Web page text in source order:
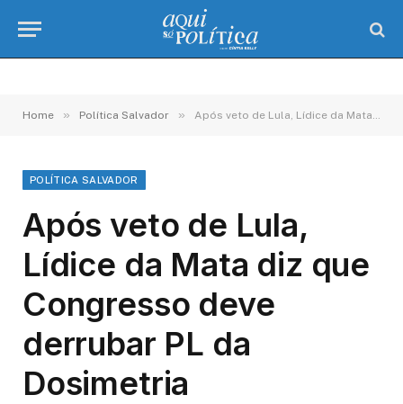
Home » Política Salvador » Após veto de Lula, Lídice da Mata diz que Congresso deve derrubar PL da Dosimetria
POLÍTICA SALVADOR
Após veto de Lula,
Lídice da Mata diz que
Congresso deve
derrubar PL da
Dosimetria